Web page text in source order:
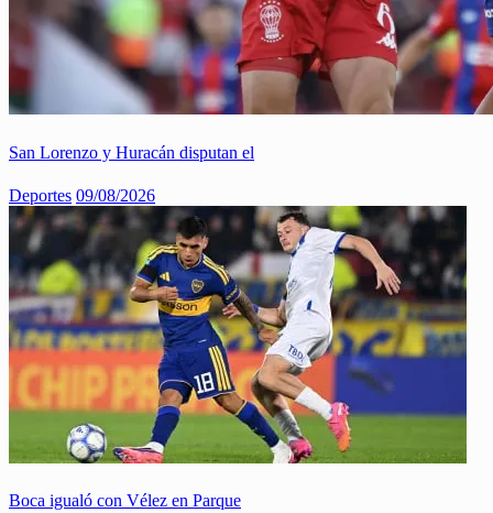
San Lorenzo y Huracán disputan el
Deportes 09/08/2026
Boca igualó con Vélez en Parque